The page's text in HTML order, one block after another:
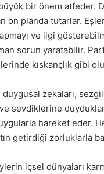
bir önem atfeder.
planda tutarlar.
ve ilgi
sorun yaratabilir.
kıskançlık gibi
zekaları,
sevdiklerine
hareket eder.
getirdiği zorluklarla
içsel dünyaları